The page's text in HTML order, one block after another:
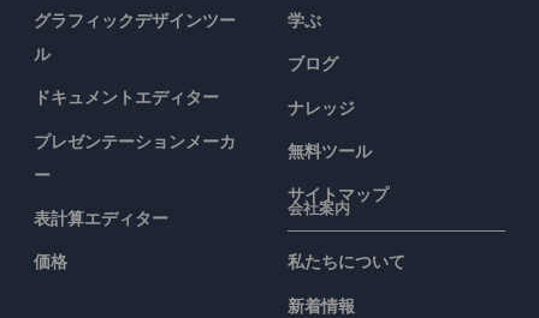
グラフィックデザインツー
ル
ドキュメントエディター
プレゼンテーションメーカ
ー
表計算エディター
価格
学ぶ
ブログ
ナレッジ
無料ツール
サイトマップ
会社案内
私たちについて
新着情報